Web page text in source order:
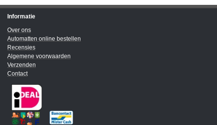
Informatie
Over ons
Automatten online bestellen
Recensies
Algemene voorwaarden
Verzenden
Contact